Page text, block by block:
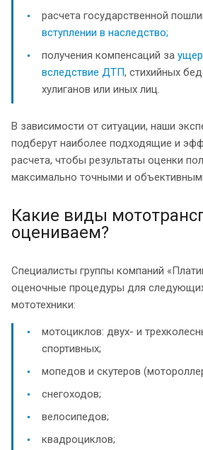
расчета государственной
вступлении в наследство;
получения компенсаций за
вследствие ДТП, стихийных
хулиганов или иных лиц.
В зависимости от ситуации, наши
подберут наиболее подходящие и
расчета, чтобы результаты оценки
максимально точными и
Какие виды
оцениваем?
Специалисты группы компаний
оценочные процедуры для
мототехники:
мотоциклов: двух- и
спортивных;
мопедов и скутеров
снегоходов;
велосипедов;
квадроциклов;